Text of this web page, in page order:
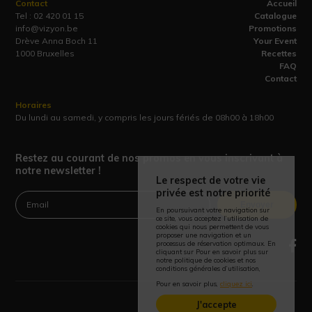
Accueil
Catalogue
Promotions
Your Event
Recettes
FAQ
Contact
Contact
Tel : 02 420 01 15
info@vizyon.be
Drève Anna Boch 11
1000 Bruxelles
Horaires
Du lundi au samedi, y compris les jours fériés de 08h00 à 18h00
Restez au courant de nos promos en vous inscrivant à
notre newsletter !
Le respect de votre vie
privée est notre priorité
En poursuivant votre navigation sur
ce site, vous acceptez l’utilisation de
cookies qui nous permettent de vous
proposer une navigation et un
processus de réservation optimaux. En
cliquant sur Pour en savoir plus sur
notre politique de cookies et nos
conditions générales d’utilisation,
Pour en savoir plus, cliquez ici
J'accepte